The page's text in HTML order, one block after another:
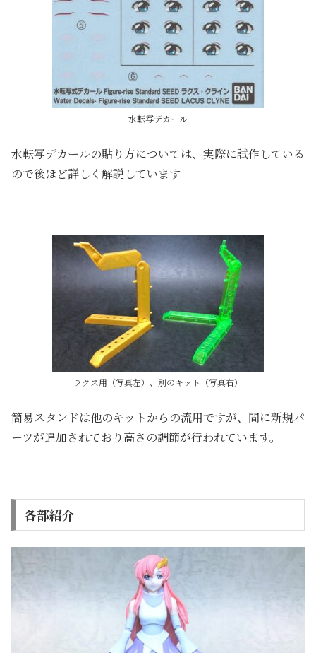
水転写デカール
水転写デカールの貼り方については、実際に試作している
ので後ほど詳しく解説しています
ラクス用（写真左）、別のキット（写真右）
簡易スタンドは他のキットからの流用ですが、間に新規パ
ーツが追加されており高さの調節が行われています。
各部紹介